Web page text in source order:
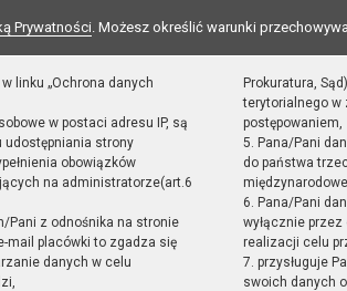
Prywatności. Możesz określić warunki
linku „Ochrona danych
w postaci adresu IP, są
udostępniania strony
obowiązków
na administratorze(art.6
Pani z odnośnika na stronie
mail placówki to zgadza się
danych w celu
Prokuratura,
terytorialnego w
postępowaniem,
5. Pana/Pani
do państwa
6. Pana/Pani
wyłącznie
realizacji celu
7. przysługuje
swoich danych